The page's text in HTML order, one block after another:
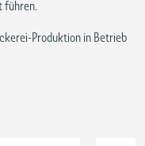
führen.
Produktion in Betrieb